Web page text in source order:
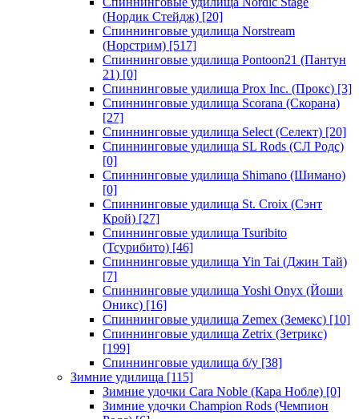
(Нордик Стейдж) [20]
Спиннинговые удилища Norstream
(Норстрим) [517]
Спиннинговые удилища Pontoon21 (Пантун
21) [0]
Спиннинговые удилища Prox Inc. (Прокс) [3]
Спиннинговые удилища Scorana (Скорана)
[27]
Спиннинговые удилища Select (Селект) [20]
Спиннинговые удилища SL Rods (СЛ Родс)
[0]
Спиннинговые удилища Shimano (Шимано)
[0]
Спиннинговые удилища St. Croix (Сэнт
Крой) [27]
Спиннинговые удилища Tsuribito
(Тсурибито) [46]
Спиннинговые удилища Yin Tai (Джин Тай)
[7]
Спиннинговые удилища Yoshi Onyx (Йоши
Оникс) [16]
Спиннинговые удилища Zemex (Земекс) [10]
Спиннинговые удилища Zetrix (Зетрикс)
[199]
Спиннинговые удилища б/у [38]
Зимние удилища [115]
Зимние удочки Cara Noble (Кара Нобле) [0]
Зимние удочки Champion Rods (Чемпион